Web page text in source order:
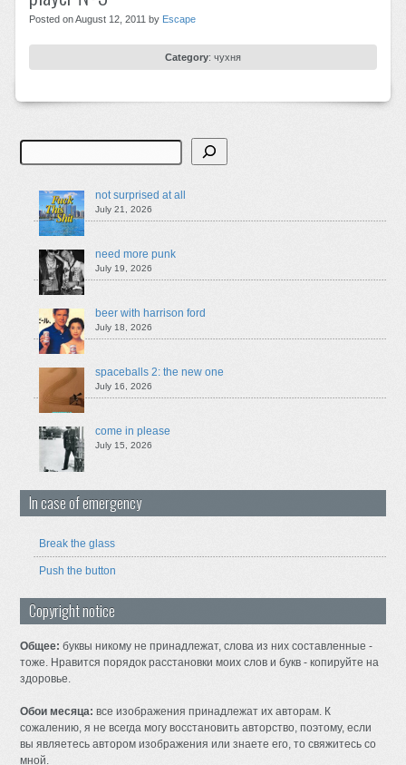
Posted on August 12, 2011 by Escape
Category: чухня
Search
not surprised at all
July 21, 2026
need more punk
July 19, 2026
beer with harrison ford
July 18, 2026
spaceballs 2: the new one
July 16, 2026
come in please
July 15, 2026
In case of emergency
Break the glass
Push the button
Copyright notice
Общее: буквы никому не принадлежат, слова из них составленные -
тоже. Нравится порядок расстановки моих слов и букв - копируйте на
здоровье.
Обои месяца: все изображения принадлежат их авторам. К
сожалению, я не всегда могу восстановить авторство, поэтому, если
вы являетесь автором изображения или знаете его, то свяжитесь со
мной.